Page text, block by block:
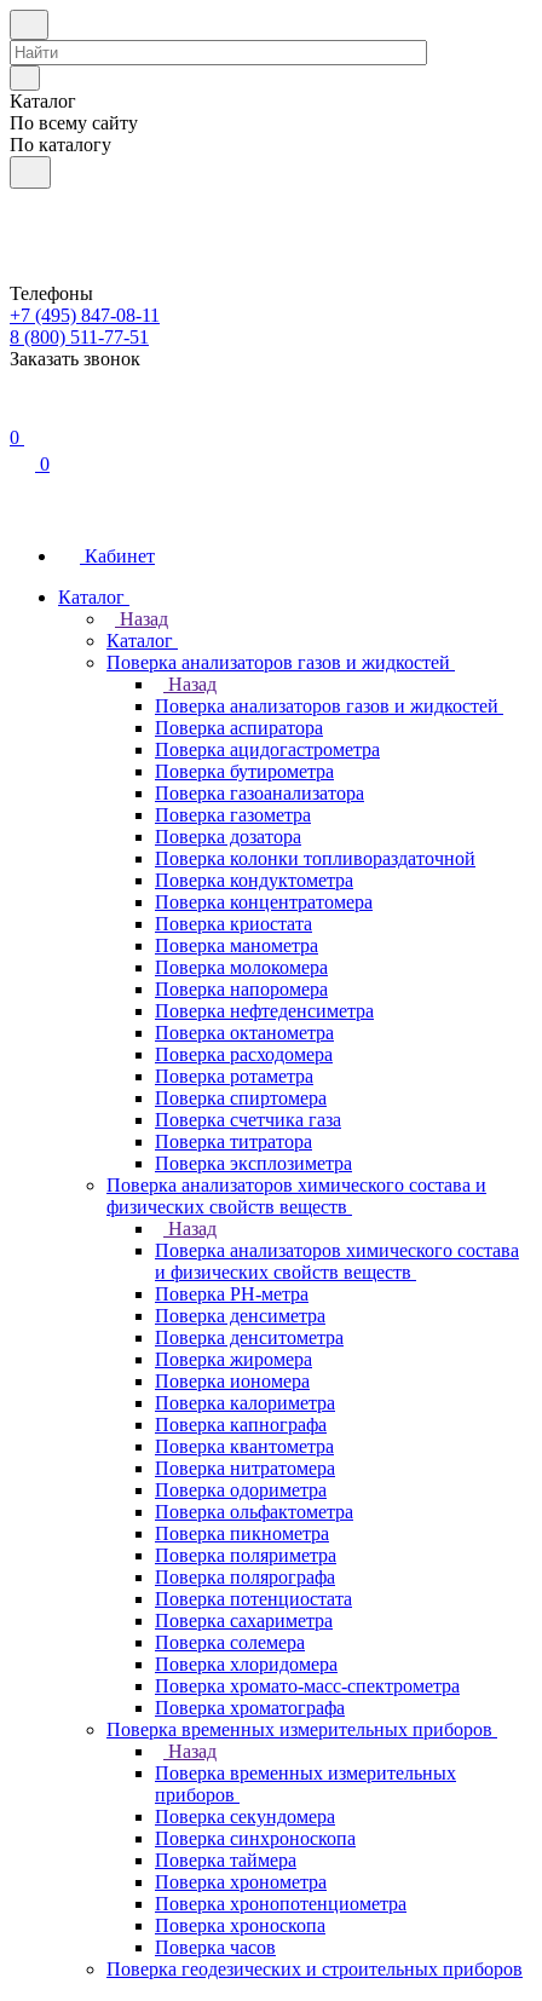
Каталог
По всему сайту
По каталогу
Телефоны
+7 (495) 847-08-11
8 (800) 511-77-51
Заказать звонок
0
0
Кабинет
Каталог
Назад
Каталог
Поверка анализаторов газов и жидкостей
Назад
Поверка анализаторов газов и жидкостей
Поверка аспиратора
Поверка ацидогастрометра
Поверка бутирометра
Поверка газоанализатора
Поверка газометра
Поверка дозатора
Поверка колонки топливораздаточной
Поверка кондуктометра
Поверка концентратомера
Поверка криостата
Поверка манометра
Поверка молокомера
Поверка напоромера
Поверка нефтеденсиметра
Поверка октанометра
Поверка расходомера
Поверка ротаметра
Поверка спиртомера
Поверка счетчика газа
Поверка титратора
Поверка эксплозиметра
Поверка анализаторов химического состава и
физических свойств веществ
Назад
Поверка анализаторов химического состава
и физических свойств веществ
Поверка PH-метра
Поверка денсиметра
Поверка денситометра
Поверка жиромера
Поверка иономера
Поверка калориметра
Поверка капнографа
Поверка квантометра
Поверка нитратомера
Поверка одориметра
Поверка ольфактометра
Поверка пикнометра
Поверка поляриметра
Поверка полярографа
Поверка потенциостата
Поверка сахариметра
Поверка солемера
Поверка хлоридомера
Поверка хромато-масс-спектрометра
Поверка хроматографа
Поверка временных измерительных приборов
Назад
Поверка временных измерительных
приборов
Поверка секундомера
Поверка синхроноскопа
Поверка таймера
Поверка хронометра
Поверка хронопотенциометра
Поверка хроноскопа
Поверка часов
Поверка геодезических и строительных приборов